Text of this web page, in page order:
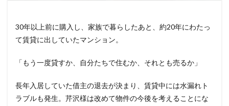
30年以上前に購入し、家族で暮らしたあと、約20年にわたっ
て賃貸に出していたマンション。
「もう一度貸すか、自分たちで住むか、それとも売るか」
長年入居していた借主の退去が決まり、賃貸中には水漏れト
ラブルも発生。芹沢様は改めて物件の今後を考えることにな